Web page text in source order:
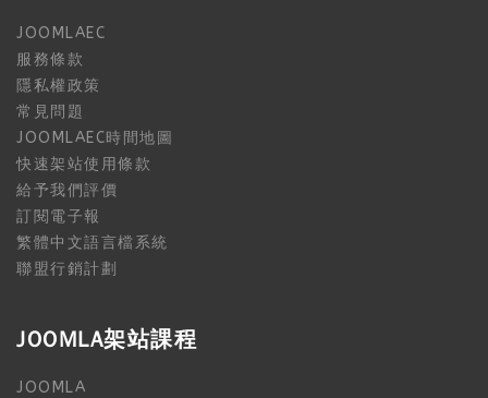
JOOMLAEC
服務條款
隱私權政策
常見問題
JOOMLAEC時間地圖
快速架站使用條款
給予我們評價
訂閱電子報
繁體中文語言檔系統
聯盟行銷計劃
JOOMLA架站課程
JOOMLA